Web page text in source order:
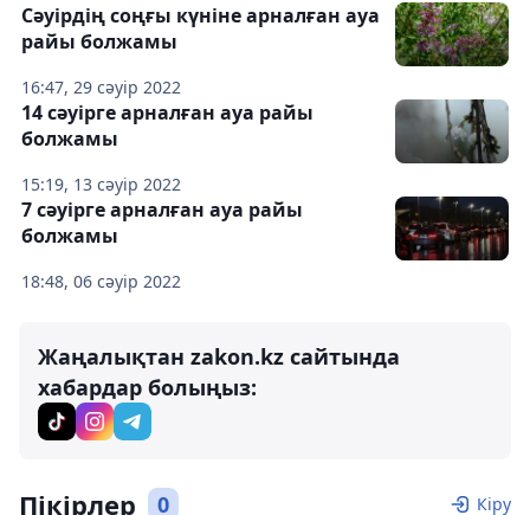
16:47, 29 сәуір 2022
Cәуірдің соңғы күніне арналған ауа
райы болжамы
15:19, 13 сәуір 2022
14 сәуірге арналған ауа райы
болжамы
18:48, 06 сәуір 2022
7 сәуірге арналған ауа райы
болжамы
Жаңалықтан zakon.kz сайтында
хабардар болыңыз:
Пікірлер 0 Кіру